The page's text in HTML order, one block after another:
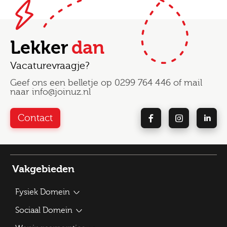
Lekkerdan
Vacaturevraagje?
Geef ons een belletje op 0299 764 446 of mail
naar info@joinuz.nl
Contact
Vakgebieden
Fysiek Domein
Bouwplantoetser
Sociaal Domein
Beleidsadviseur Sociaal Domein